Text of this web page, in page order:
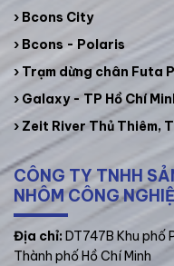
› Bcons City
› Bcons - Polaris
› Trạm dừng chân Futa
› Galaxy - TP Hồ Chí
› Zeit River Thủ Thiêm,
CÔNG TY TNHH
NHÔM CÔNG
­Địa chỉ: DT747B Khu phố
Thành phố Hồ Chí Minh